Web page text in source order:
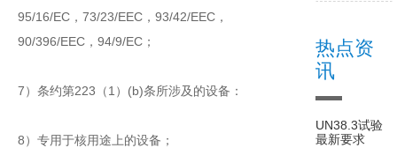
95/16/EC，73/23/EEC，93/42/EEC，
90/396/EEC，94/9/EC；
7）条约第223（1）(b)条所涉及的设备：
8）专用于核用途上的设备；
热点资
讯
UN38.3试验
最新要求